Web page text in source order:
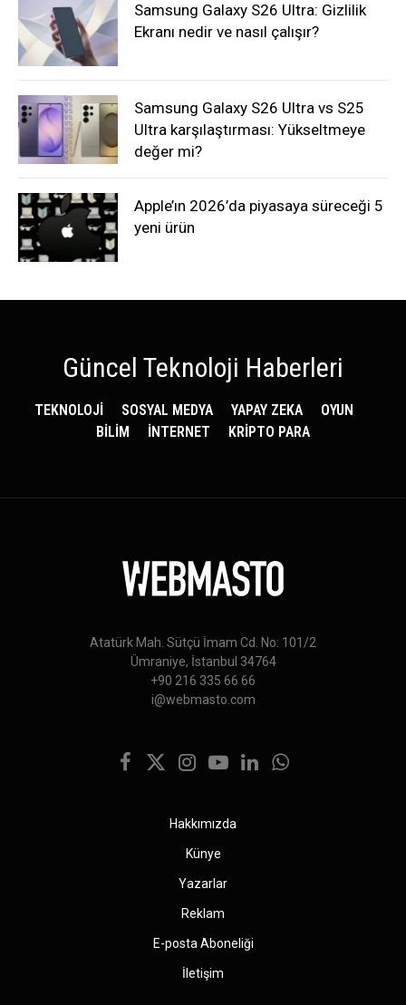
Samsung Galaxy S26 Ultra: Gizlilik
Ekranı nedir ve nasıl çalışır?
Samsung Galaxy S26 Ultra vs S25
Ultra karşılaştırması: Yükseltmeye
değer mi?
Apple’ın 2026’da piyasaya süreceği 5
yeni ürün
Güncel Teknoloji Haberleri
TEKNOLOJİ SOSYAL MEDYA YAPAY ZEKA
OYUN
BİLİM
İNTERNET KRİPTO PARA
Atatürk Mah. Sütçü İmam Cd. No: 101/2
Ümraniye, İstanbul 34764
+90 216 335 66 66
i@webmasto.com
Facebook
X
Instagram
YouTubeLinkedInWhatsApp
Hakkımızda
Künye
Yazarlar
Reklam
E-posta Aboneliği
İletişim